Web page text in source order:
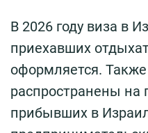
В 2026 году виза в
приехавших
оформляется.
распространены на
прибывших в